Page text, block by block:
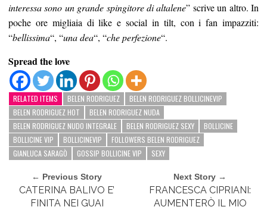
interessa sono un grande spingitore di altalene” scrive un altro. In
poche ore migliaia di like e social in tilt, con i fan impazziti:
“bellissima“, “una dea“, “che perfezione“.
Spread the love
RELATED ITEMS BELEN RODRIGUEZ
BELEN RODRIGUEZ BOLLICINEVIP
BELEN RODRIGUEZ HOT
BELEN RODRIGUEZ NUDA
BELEN RODRIGUEZ NUDO INTEGRALE
BELEN RODRIGUEZ SEXY
BOLLICINE
BOLLICINE VIP
BOLLICINEVIP
FOLLOWERS BELEN RODRIGUEZ
GIANLUCA SARAGÒ
GOSSIP BOLLICINE VIP SEXY
← Previous Story
CATERINA BALIVO E’
FINITA NEI GUAI
Next Story →
FRANCESCA CIPRIANI:
AUMENTERÒ IL MIO